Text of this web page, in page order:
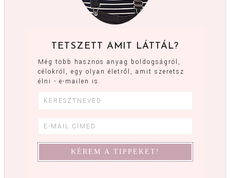
TETSZETT AMIT LÁTTÁL?
Még több hasznos anyag boldogságról,
célokról, egy olyan életről, amit szeretsz
élni - e-mailen is.